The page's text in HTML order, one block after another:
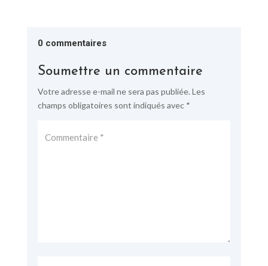
0 commentaires
Soumettre un commentaire
Votre adresse e-mail ne sera pas publiée. Les
champs obligatoires sont indiqués avec *